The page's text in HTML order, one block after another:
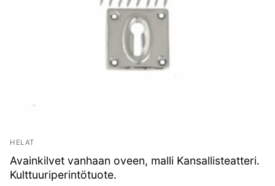
HELAT
Avainkilvet vanhaan oveen, malli Kansallisteatteri.
Kulttuuriperintötuote.